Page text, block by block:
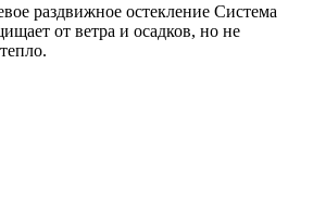
раздвижное остекление Система
от ветра и осадков, но не